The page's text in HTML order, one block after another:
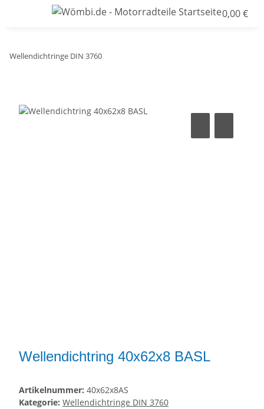
0,00 €
Wellendichtringe DIN 3760
Wellendichtring 40x62x8 BASL
Artikelnummer: 40x62x8AS
Kategorie: Wellendichtringe DIN 3760